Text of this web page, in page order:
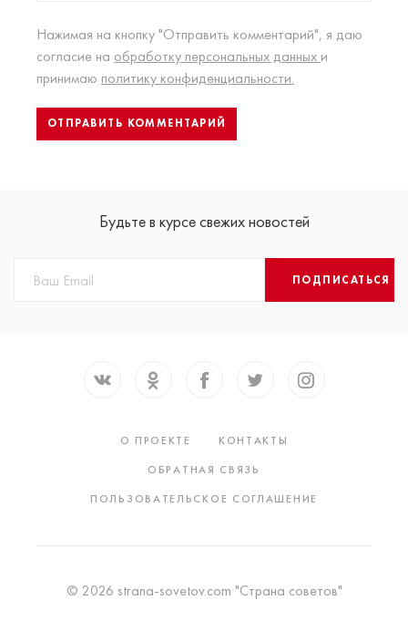
Нажимая на кнопку "Отправить комментарий", я даю
согласие на обработку персональных данных и
принимаю политику конфиденциальности.
Будьте в курсе свежих новостей
ПОДПИСАТЬСЯ
О ПРОЕКТЕ
КОНТАКТЫ
ОБРАТНАЯ СВЯЗЬ
ПОЛЬЗОВАТЕЛЬСКОЕ СОГЛАШЕНИЕ
© 2026 strana-sovetov.com "Страна советов"